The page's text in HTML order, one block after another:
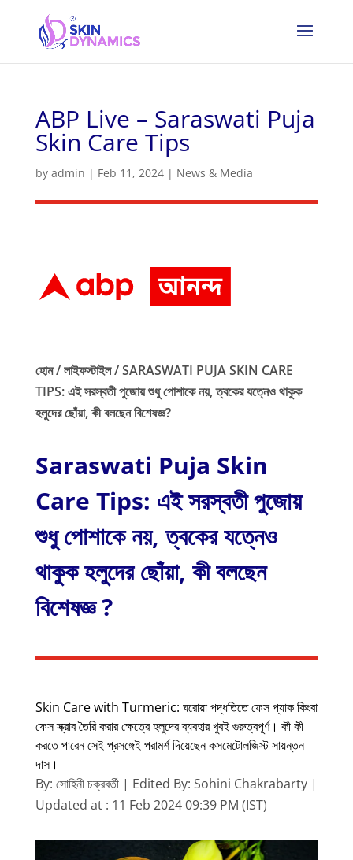
ABP Live – Saraswati Puja
Skin Care Tips
by admin | Feb 11, 2024| News & Media
হোম / লাইফস্টাইল /SARASWATI PUJA SKIN CARE
TIPS: এই সরস্বতী পুজোয় শুধু পোশাকে নয়, ত্বকের যত্নেও থাকুক
হলুদের ছোঁয়া, কী বলছেন বিশেষজ্ঞ?
Saraswati Puja Skin
Care Tips: এই সরস্বতী পুজোয়
শুধু পোশাকে নয়, ত্বকের যত্নেও
থাকুক হলুদের ছোঁয়া, কী বলছেন
বিশেষজ্ঞ ?
Skin Care with Turmeric: ঘরোয়া পদ্ধতিতে ফেস প্যাক কিংবা
ফেস স্ক্রাব তৈরি করার ক্ষেত্রে হলুদের ব্যবহার খুবই গুরুত্বপূর্ণ। কী কী
করতে পারেন সেই প্রসঙ্গেই পরামর্শ দিয়েছেন কসমেটোলজিস্ট সায়ন্তন
দাস।
By: সোহিনী চক্রবর্তী | Edited By: Sohini Chakrabarty |
Updated at : 11 Feb 2024 09:39 PM (IST)